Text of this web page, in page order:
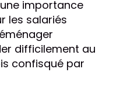
importance
les salariés
difficilement au
confisqué par